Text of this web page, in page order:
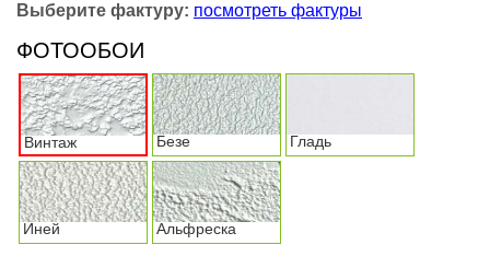
Выберите фактуру: посмотреть фактуры
ФОТООБОИ
Винтаж Безе Гладь
Иней Альфреска